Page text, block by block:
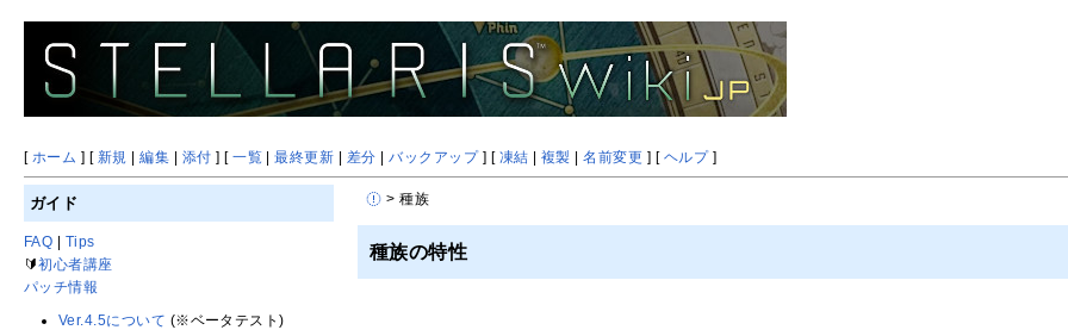
[ ホーム ] [ 新規 |編集 | 添付 ] [一覧 |最終更新 | 差分 |バックアップ] [ 凍結 | 複製 |名前変更 ] [ ヘルプ]
> 種族
種族の特性
ガイド
FAQ
Tips
🔰初心者講座
パッチ情報
Ver.4.5について (※ベータテスト)